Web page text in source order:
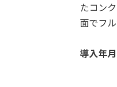
たコン
面でフ
導入年